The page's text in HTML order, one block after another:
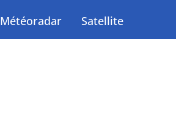
Météoradar Satellite